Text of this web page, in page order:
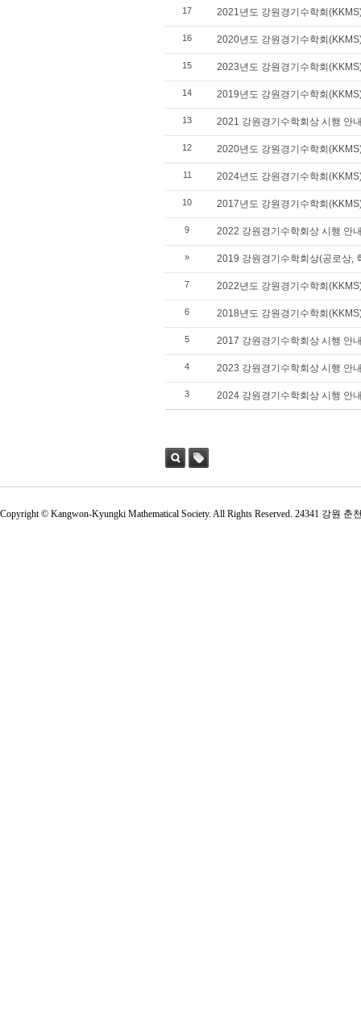
17 2021년도 강원경기수학회
16 2020년도 강원경기수학회
15 2023년도 강원경기수학회
14 2019년도 강원경기수학회
13 2021 강원경기수학회상 시행 안
12 2020년도 강원경기수학회
11 2024년도 강원경기수학회
10 2017년도 강원경기수학회
9 2022 강원경기수학회상 시행 안
» 2019 강원경기수학회상(공로상,
7 2022년도 강원경기수학회
6 2018년도 강원경기수학회
5 2017 강원경기수학회상 시행 안
4 2023 강원경기수학회상 시행 안
3 2024 강원경기수학회상 시행 안
Copyright © Kangwon-Kyungki Mathematical Society. All Rights Reserved. 24341 강원